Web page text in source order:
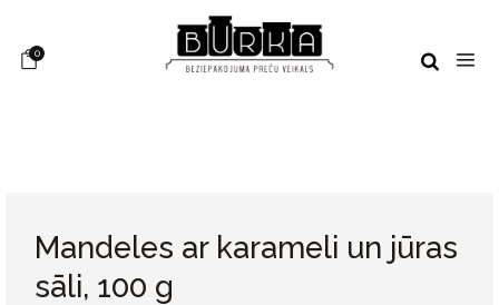
0
Mandeles ar karameli un jūras
sāli, 100 g